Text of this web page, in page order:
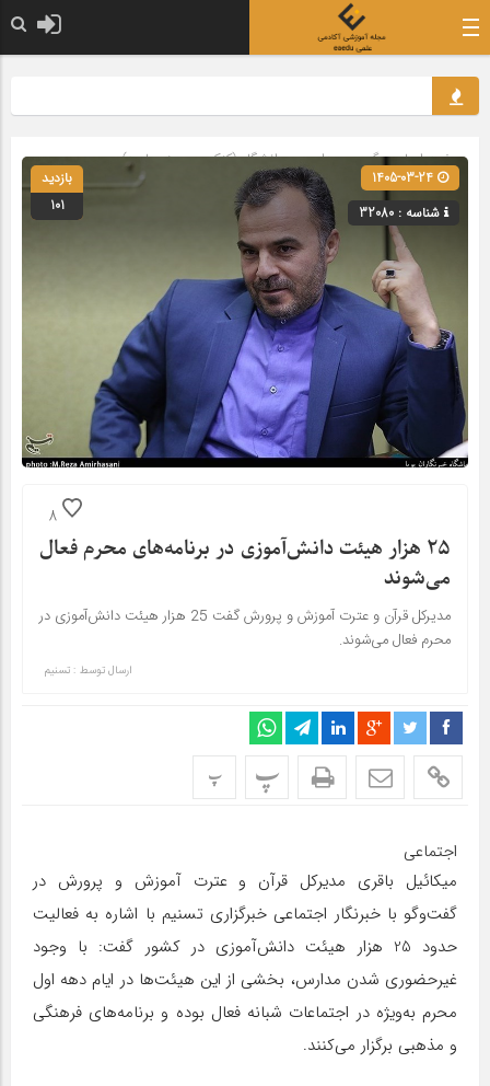
صفحه اصلی» گروه »مدارس و دانشگاه (کنکور و حوزه علمیه)
شناسه : 32080
بازدید
101
8
25 هزار هیئت دانش‌آموزی در برنامه‌های محرم فعال
می‌شوند
مدیرکل قرآن و عترت آموزش و پرورش گفت 25 هزار هیئت دانش‌آموزی در
محرم فعال می‌شوند.
ارسال توسط : تسنیم
پ پ
اجتماعی
میکائیل باقری مدیرکل قرآن و عترت آموزش و پرورش در
گفت‌وگو با خبرنگار اجتماعی خبرگزاری تسنیم با اشاره به فعالیت
حدود 25 هزار هیئت دانش‌آموزی در کشور گفت: با وجود
غیرحضوری شدن مدارس، بخشی از این هیئت‌ها در ایام دهه اول
محرم به‌ویژه در اجتماعات شبانه فعال بوده و برنامه‌های فرهنگی
و مذهبی برگزار می‌کنند.